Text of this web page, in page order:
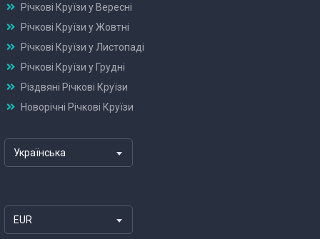
Річкові Круїзи у Вересні
Річкові Круїзи у Жовтні
Річкові Круїзи у Листопаді
Річкові Круїзи у Грудні
Різдвяні Річкові Круїзи
Новорічні Річкові Круїзи
Українська
EUR